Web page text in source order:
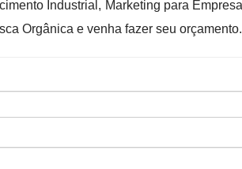
Industrial, Marketing para
Orgânica e venha fazer seu orçamento.